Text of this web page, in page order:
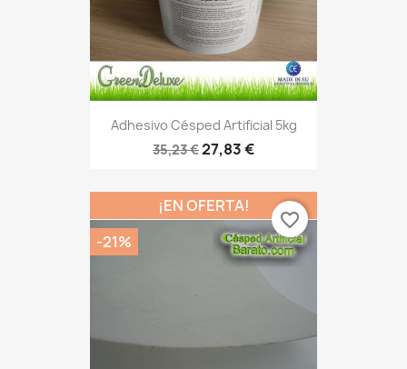
Adhesivo Césped Artificial 5kg
35,23 €27,83 €
¡EN OFERTA!
-21%
favorite_border